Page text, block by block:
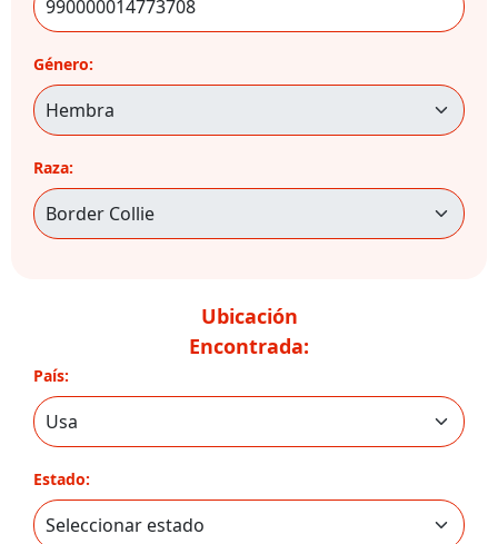
Género:
Raza:
Ubicación
Encontrada:
País:
Estado: